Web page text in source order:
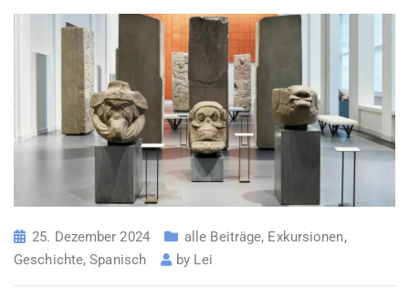
25. Dezember 2024 alle Beiträge, Exkursionen,
Geschichte,Spanisch by Lei